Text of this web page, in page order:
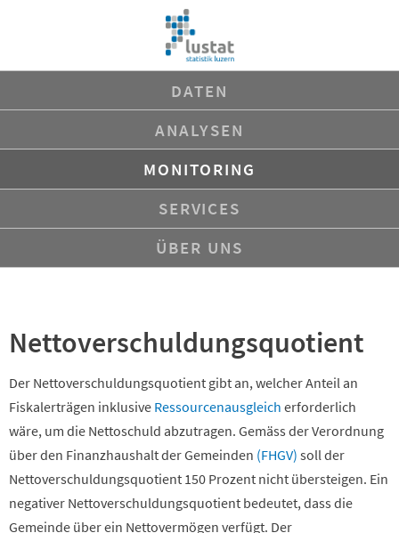
DATEN
ANALYSEN
MONITORING
SERVICES
ÜBER UNS
Nettoverschuldungsquotient
Der Nettoverschuldungsquotient gibt an, welcher Anteil an
Fiskalerträgen inklusive Ressourcenausgleich erforderlich
wäre, um die Nettoschuld abzutragen. Gemäss der Verordnung
über den Finanzhaushalt der Gemeinden (FHGV) soll der
Nettoverschuldungsquotient 150 Prozent nicht übersteigen. Ein
negativer Nettoverschuldungsquotient bedeutet, dass die
Gemeinde über ein Nettovermögen verfügt. Der